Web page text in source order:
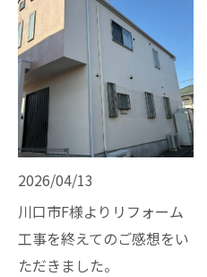
2026/04/13
川口市F様よりリフォーム
工事を終えてのご感想をい
ただきました。